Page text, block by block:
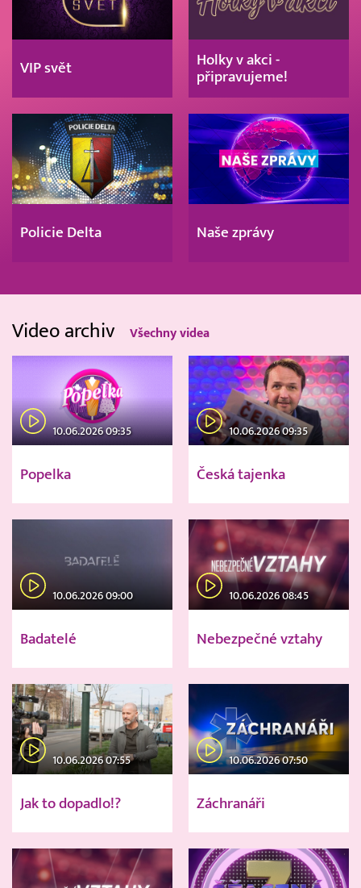
VIP svět
Holky v akci -
připravujeme!
Policie Delta Naše zprávy
Video archiv Všechny videa
10.06.2026 09:35
Popelka
10.06.2026 09:35
Česká tajenka
10.06.2026 09:00
Badatelé
10.06.2026 08:45
Nebezpečné vztahy
10.06.2026 07:55
Jak to dopadlo!?
10.06.2026 07:50
Záchranáři